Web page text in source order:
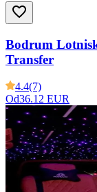
Bodrum
Transfer
4.4(7)
Od36.12 EUR